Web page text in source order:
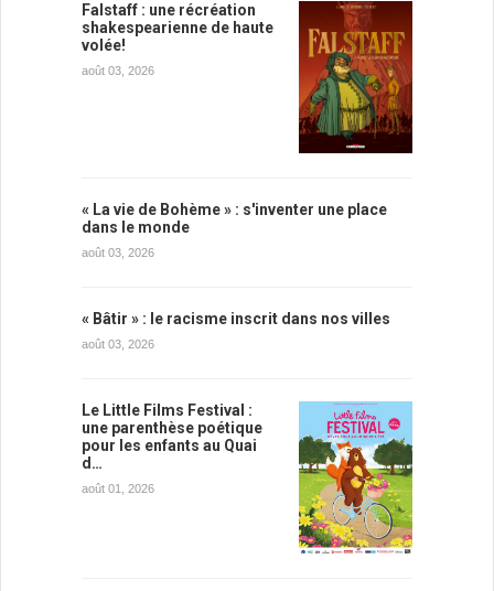
Falstaff : une récréation
shakespearienne de haute
volée!
août 03, 2026
« La vie de Bohème » : s'inventer une place
dans le monde
août 03, 2026
« Bâtir » : le racisme inscrit dans nos villes
août 03, 2026
Le Little Films Festival :
une parenthèse poétique
pour les enfants au Quai
d…
août 01, 2026